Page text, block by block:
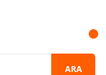
ARA